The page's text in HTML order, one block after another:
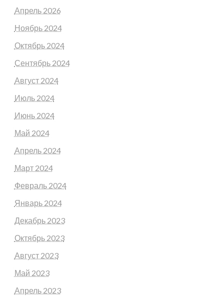
Апрель 2026
Ноябрь 2024
Октябрь 2024
Сентябрь 2024
Август 2024
Июль 2024
Июнь 2024
Май 2024
Апрель 2024
Март 2024
Февраль 2024
Январь 2024
Декабрь 2023
Октябрь 2023
Август 2023
Май 2023
Апрель 2023